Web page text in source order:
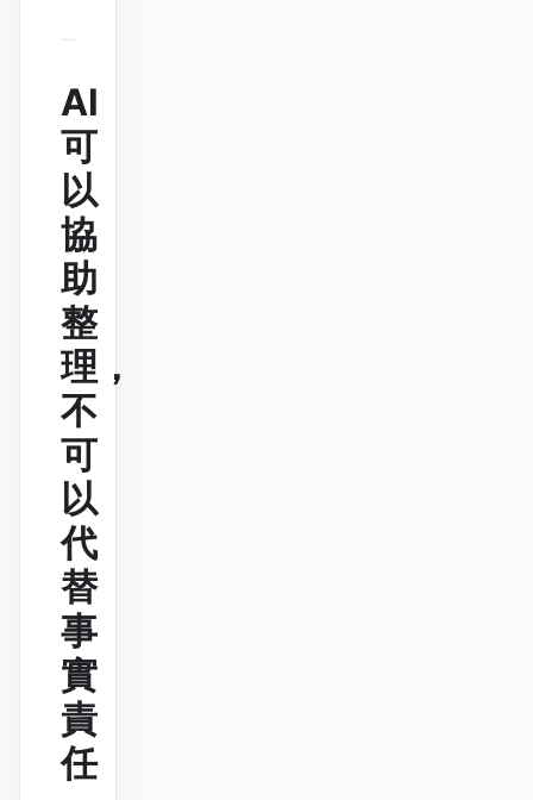
AI
可
以
協
助
整
理，
不
可
以
代
替
事
實
責
任